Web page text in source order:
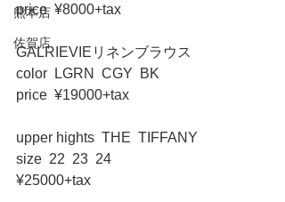
熊本店
佐賀店
price  ¥8000+tax
GALRIEVIEリネンブラウス
color  LGRN  CGY  BK
price  ¥19000+tax
upper hights  THE  TIFFANY
size  22  23  24
¥25000+tax